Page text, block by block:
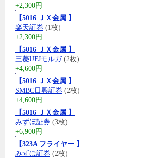
+2,300円
【5016 ＪＸ金属 】
楽天証券 (1枚)
+2,300円
【5016 ＪＸ金属 】
三菱UFJモルガ(2枚)
+4,600円
【5016 ＪＸ金属 】
SMBC日興証券 (2枚)
+4,600円
【5016 ＪＸ金属 】
みずほ証券 (3枚)
+6,900円
【323A フライヤー 】
みずほ証券 (2枚)